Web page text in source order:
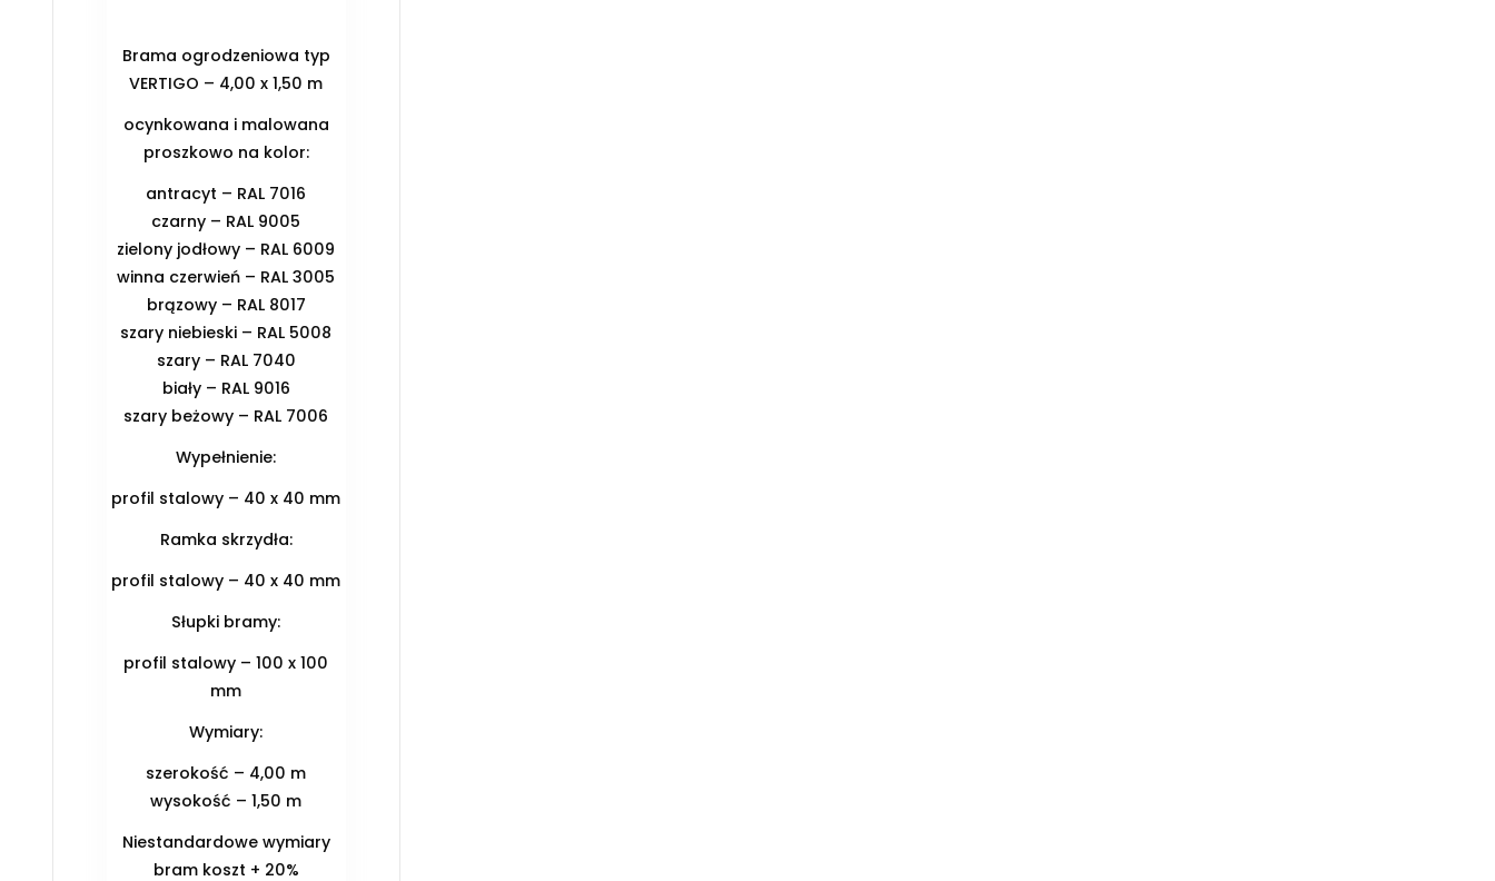
Brama ogrodzeniowa typ
VERTIGO – 4,00 x 1,50 m
ocynkowana i malowana
proszkowo na kolor:
antracyt – RAL 7016
czarny – RAL 9005
zielony jodłowy – RAL 6009
winna czerwień – RAL 3005
brązowy – RAL 8017
szary niebieski – RAL 5008
szary – RAL 7040
biały – RAL 9016
szary beżowy – RAL 7006
Wypełnienie:
profil stalowy – 40 x 40 mm
Ramka skrzydła:
profil stalowy – 40 x 40 mm
Słupki bramy:
profil stalowy – 100 x 100
mm
Wymiary:
szerokość – 4,00 m
wysokość – 1,50 m
Niestandardowe wymiary
bram koszt + 20%